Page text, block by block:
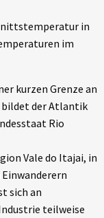
in
im
kurzen Grenze an
bildet der Atlantik
Rio
Vale do Itajai, in
sich an
teilweise